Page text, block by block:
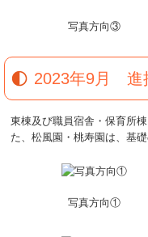
写真方向③
2023年9月 進
東棟及び職員宿舎・保育所
た、松風園・桃寿園は、基
写真方向①